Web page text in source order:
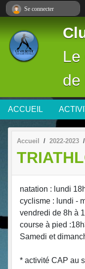
Le
de
ACCUEIL
Accueil 2022-2023
natation : lundi
cyclisme : lundi -
vendredi de 8h à
course à pied
Samedi et
* activité CAP au
Se connecter
Panneau de gestion